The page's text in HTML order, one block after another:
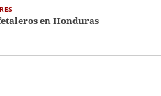
en Honduras